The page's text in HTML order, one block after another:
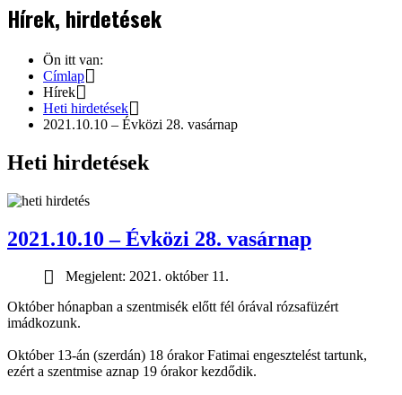
Hírek, hirdetések
Ön itt van:
Címlap
Hírek
Heti hirdetések
2021.10.10 – Évközi 28. vasárnap
Heti hirdetések
2021.10.10 – Évközi 28. vasárnap
Megjelent: 2021. október 11.
Október hónapban a szentmisék előtt fél órával rózsafüzért
imádkozunk.
Október 13-án (szerdán) 18 órakor Fatimai engesztelést tartunk,
ezért a szentmise aznap 19 órakor kezdődik.